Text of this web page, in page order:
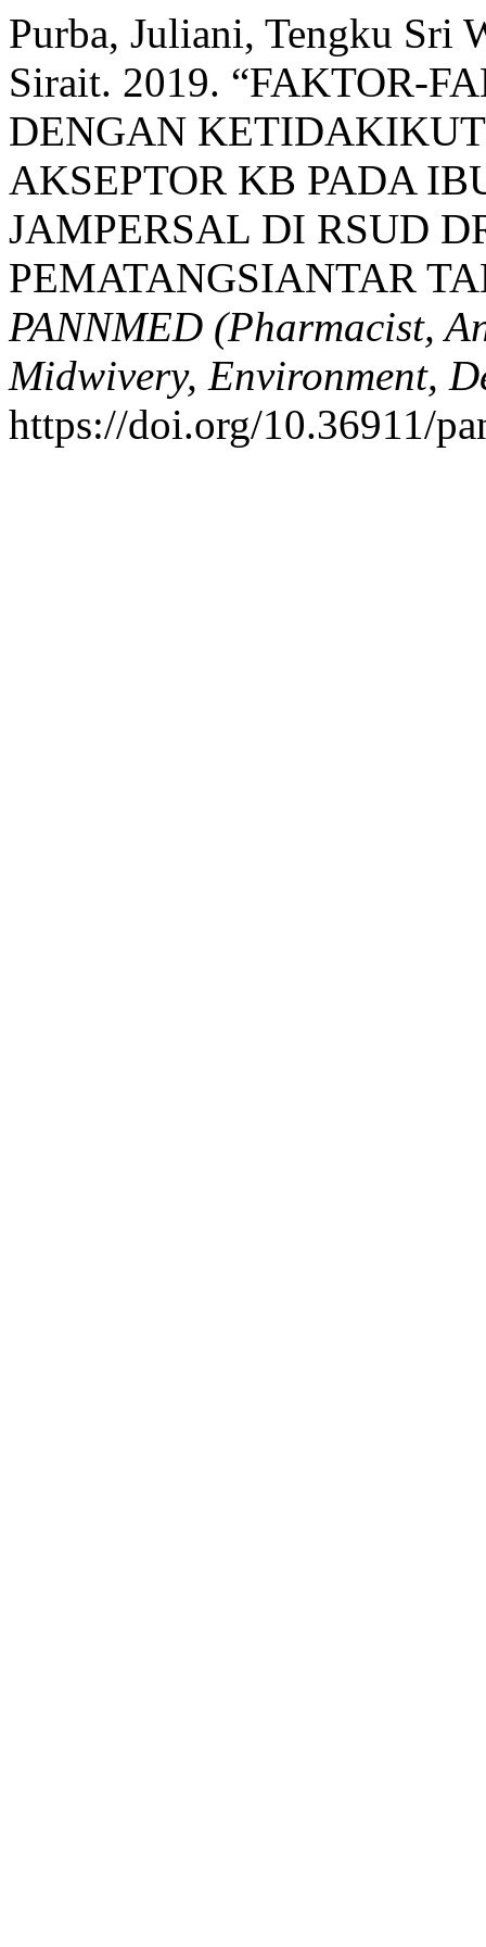
Purba, Juliani, Tengku Sri
Sirait. 2019. “FAKTOR-
DENGAN
AKSEPTOR KB PADA
JAMPERSAL DI RSUD
PEMATANGSIANTAR
PANNMED (Pharmacist,
Midwivery, Environment,
https://doi.org/10.36911/